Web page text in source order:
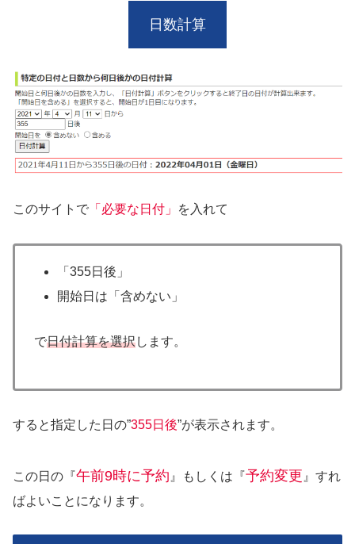
日数計算
このサイトで 「必要な日付」 を入れて
「355日後」
開始日は「含めない」
で日付計算を選択します。
すると指定した日の”355日後”が表示されます。
この日の『午前9時に予約 』もしくは『予約変更 』すれ
ばよいことになります。